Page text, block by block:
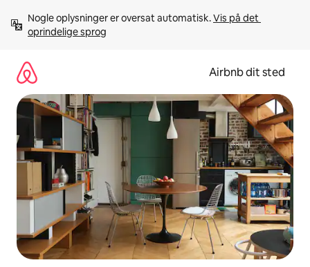
videre
Nogle oplysninger er oversat automatisk. Vis på det
oprindelige sprog
Airbnb dit sted